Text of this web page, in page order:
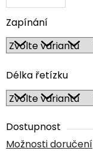
Zapínání
Délka řetízku
Dostupnost
Možnosti doručení